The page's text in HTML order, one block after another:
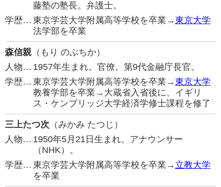
藤塾の塾長。弁護士。
学歴… 東京学芸大学附属高等学校を卒業→東京大学
法学部を卒業
森信親 （もり のぶちか）
人物… 1957年生まれ。官僚。第9代金融庁長官。
学歴… 東京学芸大学附属高等学校を卒業→東京大学
教養学部を卒業→大蔵省入省後に、イギリ
ス・ケンブリッジ大学経済学修士課程を修了
三上たつ次 （みかみ たつじ）
人物… 1950年5月21日生まれ。アナウンサー
（NHK）。
学歴… 東京学芸大学附属高等学校を卒業→ 立教大学
を卒業